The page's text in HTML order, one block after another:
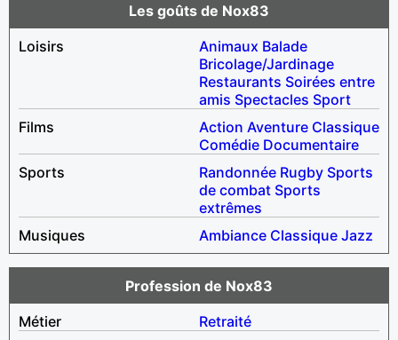
Les goûts de Nox83
Loisirs
Animaux Balade
Bricolage/Jardinage
Restaurants Soirées entre
amis Spectacles Sport
Films
Action Aventure Classique
Comédie Documentaire
Sports
Randonnée Rugby Sports
de combat Sports
extrêmes
Musiques
Ambiance Classique Jazz
Profession de Nox83
Métier
Retraité